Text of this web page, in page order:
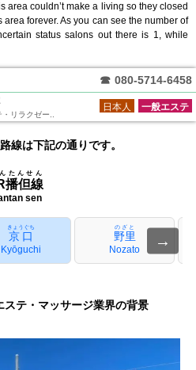
area couldn’t make a living so they closed
forever. As you can see the number of
status salons out there is 1, while
☎ 080-5714-6458
リラクゼー..
一般エステ
日本人
線は下記の通りです。
播但線
たんせん
sen
京口
きょうぐち
Kyōguchi
野里
のざと
Nozato
→
テ・マッサージ業界の背景